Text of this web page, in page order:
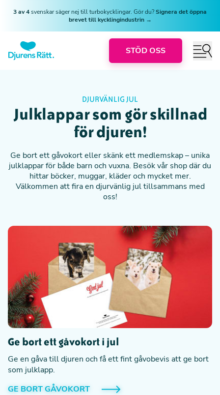
3 av 4svenskar säger nej till turbokycklingar. Gör du?Signera det öppna
brevet till kycklingindustrin →
STÖD OSS
DJURVÄNLIG JUL
Julklappar som gör skillnad
för djuren!
Ge bort ett gåvokort eller skänk ett medlemskap – unika
julklappar för både barn och vuxna. Besök vår shop där du
hittar böcker, muggar, kläder och mycket mer.
Välkommen att fira en djurvänlig jul tillsammans med
oss!
Ge bort ett gåvokort i jul
Ge en gåva till djuren och få ett fint gåvobevis att ge bort
som julklapp.
GE BORT GÅVOKORT
❅ ❅